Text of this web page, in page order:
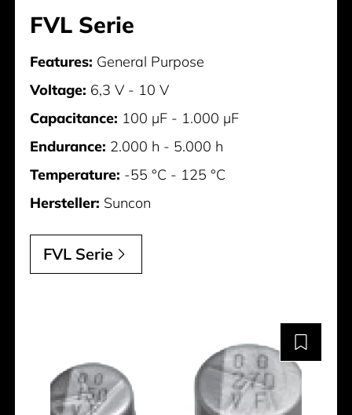
FVL Serie
Features: General Purpose
Voltage: 6,3 V - 10 V
Capacitance: 100 µF - 1.000 µF
Endurance: 2.000 h - 5.000 h
Temperature: -55 °C - 125 °C
Hersteller: Suncon
FVL Serie